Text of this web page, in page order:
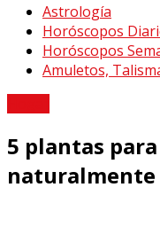
Astrología
Horóscopos
Horóscopos
Amuletos,
5 plantas
naturalmente